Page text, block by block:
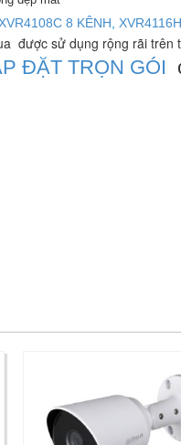
XVR4108C 8 KÊNH
được sử dụng rộng rãi trên
ĐẶT TRỌN GÓI